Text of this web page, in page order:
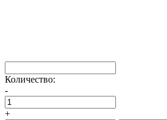
Количество:
-
+